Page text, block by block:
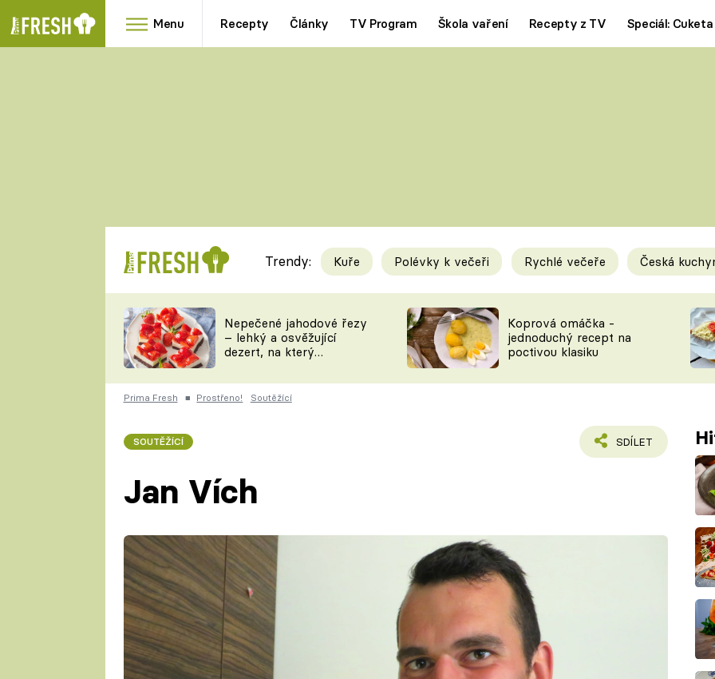
Menu Recepty Články TV Program Škola vaření Recepty z TV Speciál: Cuketa
RYCHLOVKY
Videorecepty
TEĎ VAŘÍ ŠÉF!
ČESKO NA TALÍŘI
Tipy a triky
KAM ZA JÍDLEM
VYCHYTÁVKY
ČASOPIS
Trendy: Kuře Polévky k večeři Rychlé večeře Česká
Nepečené jahodové řezy
– lehký a osvěžující
dezert, na který
Koprová omáčka -
jednoduchý recept na
poctivou klasiku
Prima Fresh ■ Prostřeno! Soutěžící
SOUTĚŽÍCÍ SDÍLET
Jan Vích